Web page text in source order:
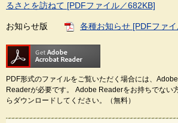
るさとを訪ねて [PDFファイル／682KB]
お知らせ版 各種お知らせ [PDFファ
PDF形式のファイルをご覧いただく場合には、
Readerが必要です。
Adobe Readerをお持ちでない
らダウンロードしてください。（無料）